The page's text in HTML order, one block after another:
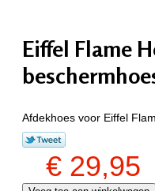
Eiffel Flame
Afdekhoes voor Eiffel
€ 29,95